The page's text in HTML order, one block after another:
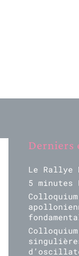
Derniers
Le Rallye
5 minutes